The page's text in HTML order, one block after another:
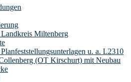
Miltenberg
u. a. L2310
(OT Kirschurt) mit Neubau